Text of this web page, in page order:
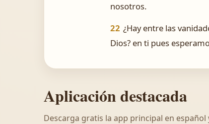
nosotros.
22 ¿Hay entre las
Dios? en ti pues
Aplicación destacada
Descarga gratis la app principal en